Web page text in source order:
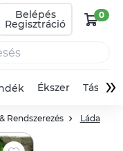
Belépés
Regisztráció
0
Ékszer Táska»
Rendszerezés Láda